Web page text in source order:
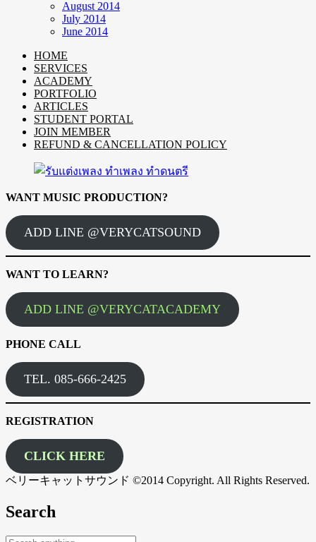
August 2014
July 2014
June 2014
HOME
SERVICES
ACADEMY
PORTFOLIO
ARTICLES
STUDENT PORTAL
JOIN MEMBER
REFUND & CANCELLATION POLICY
WANT MUSIC PRODUCTION?
ADD LINE @VERYCATSOUND
WANT TO LEARN?
ADD LINE @VERYCATACADEMY
PHONE CALL
TEL. 085-666-2425
REGISTRATION
CLICK HERE
ベリーキャットサウンド ©2014 Copyright. All Rights Reserved.
Search